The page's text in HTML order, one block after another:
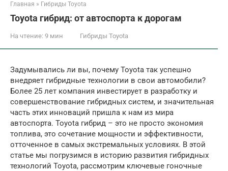
Главная » Гибриды Toyota
Toyota гибрид: от автоспорта к дорогам
На чтение: 9 мин Гибриды Toyota
Задумывались ли вы, почему Toyota так успешно
внедряет гибридные технологии в свои автомобили?
Более 25 лет компания инвестирует в разработку и
совершенствование гибридных систем, и значительная
часть этих инноваций пришла к нам из мира
автоспорта. Toyota гибрид – это не просто экономия
топлива, это сочетание мощности и эффективности,
отточенное в самых экстремальных условиях. В этой
статье мы погрузимся в историю развития гибридных
технологий Toyota, рассмотрим ключевые гоночные